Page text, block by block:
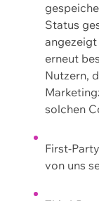
Status
angezeigt
erneut
Nutzern,
solchen
First-
von uns